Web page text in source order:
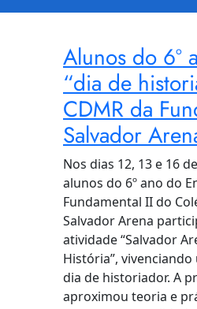
Alunos do 6º
“dia de
CDMR da
Salvador
Nos dias 12, 13 e 16
alunos do 6º ano do
Fundamental II do
Salvador Arena
atividade “Salvador
História”,
dia de historiador. A
aproximou teoria e